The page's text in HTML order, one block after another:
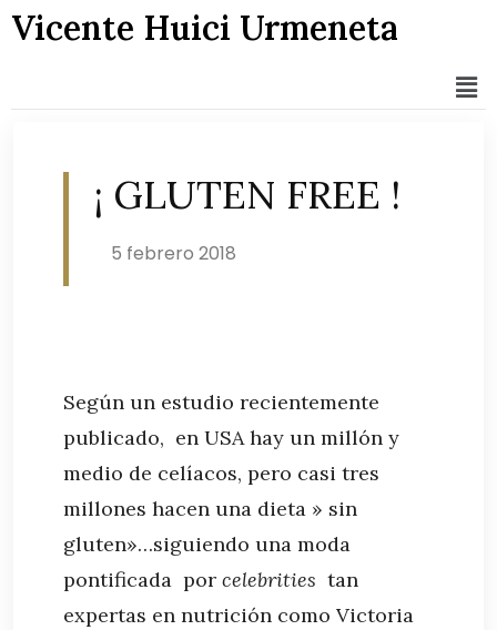
Vicente Huici Urmeneta
¡ GLUTEN FREE !
5 febrero 2018
Según un estudio recientemente
publicado, en USA hay un millón y
medio de celíacos, pero casi tres
millones hacen una dieta » sin
gluten»…siguiendo una moda
pontificada por celebrities tan
expertas en nutrición como Victoria